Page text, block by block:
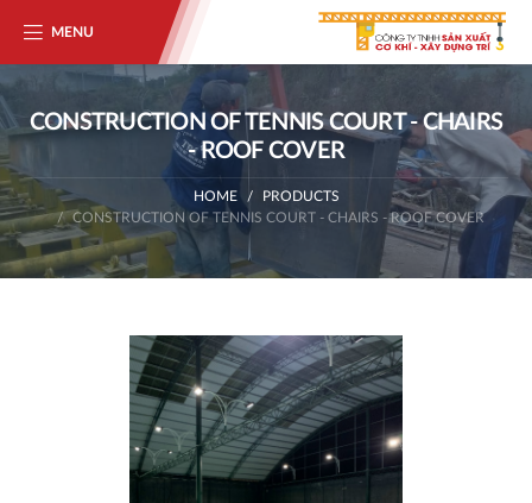
MENU
CONSTRUCTION OF TENNIS COURT - CHAIRS
- ROOF COVER
HOME
PRODUCTS
CONSTRUCTION OF TENNIS COURT - CHAIRS - ROOF COVER